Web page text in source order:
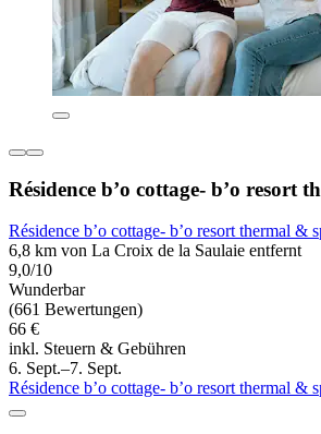
Résidence b’o cottage- b’o resort
Résidence b’o cottage- b’o resort thermal &
6,8 km von La Croix de la Saulaie entfernt
9,0/10
Wunderbar
(661 Bewertungen)
66 €
inkl. Steuern & Gebühren
6. Sept.–7. Sept.
Résidence b’o cottage- b’o resort thermal &